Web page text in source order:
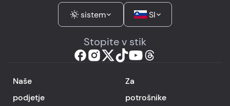
sistem SI
Stopite v stik
Naše
podjetje
Za
potrošnike